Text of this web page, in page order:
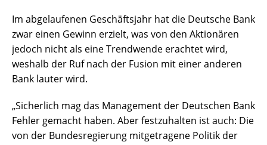
Im abgelaufenen Geschäftsjahr hat die Deutsche Bank
zwar einen Gewinn erzielt, was von den Aktionären
jedoch nicht als eine Trendwende erachtet wird,
weshalb der Ruf nach der Fusion mit einer anderen
Bank lauter wird.
„Sicherlich mag das Management der Deutschen Bank
Fehler gemacht haben. Aber festzuhalten ist auch: Die
von der Bundesregierung mitgetragene Politik der